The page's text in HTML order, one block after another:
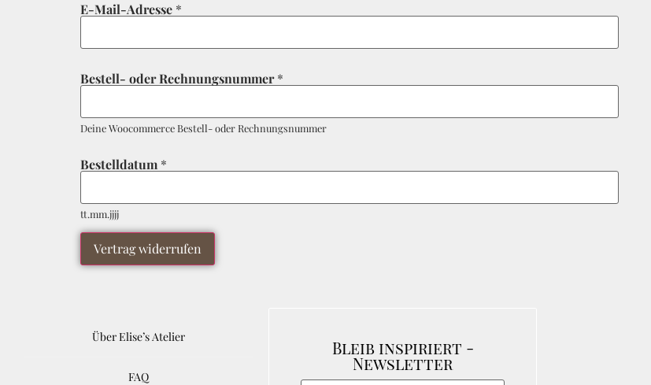
E-Mail-Adresse *
e
s
e
l
*
Bestell- oder Rechnungsnummer*
Deine Woocommerce Bestell- oder Rechnungsnummer
Bestelldatum *
tt.mm.jjjj
Vertrag widerrufen
Über Elise’s Atelier
FAQ
Bleib inspiriert -
Newsletter